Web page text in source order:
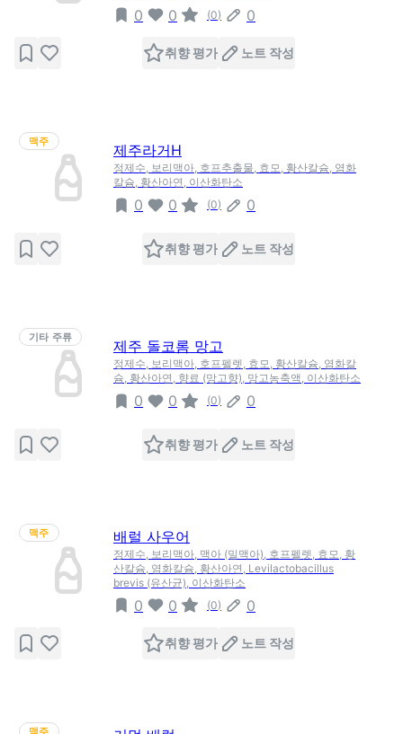
0 0 (0) 0
취향 평가 노트 작성
맥주
제주라거H
정제수, 보리맥아, 호프추출물, 효모, 황산칼슘, 염화
칼슘, 황산아연, 이산화탄소
0 0 (0) 0
취향 평가 노트 작성
기타 주류
제주 돌코롬 망고
정제수, 보리맥아, 호프펠렛, 효모, 황산칼슘, 염화칼
슘, 황산아연, 향료 (망고향), 망고농축액, 이산화탄소
0 0 (0) 0
취향 평가 노트 작성
맥주 배럴 사우어
정제수, 보리맥아, 맥아 (밀맥아), 호프펠렛, 효모, 황
산칼슘, 염화칼슘, 황산아연, Levilactobacillus
brevis (유산균), 이산화탄소
0 0 (0) 0
취향 평가 노트 작성
맥주